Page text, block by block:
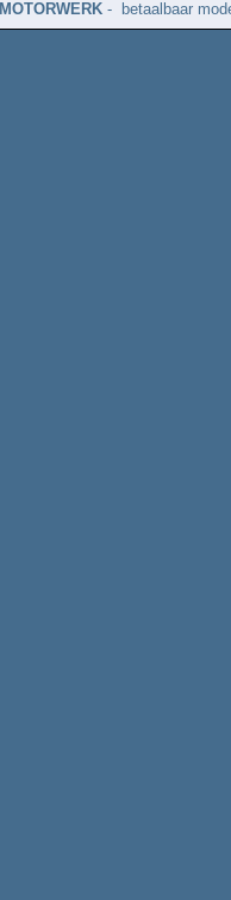
MOTORWERK- betaalbaar